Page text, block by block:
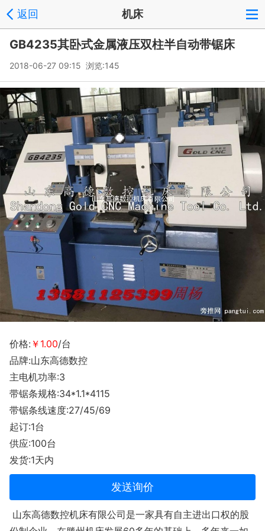
返回 机床
GB4235其卧式金属液压双柱半自动带锯床
2018-06-27 09:15 浏览:145
价格: ￥1.00/台
品牌:山东高德数控
主电机功率:3
带锯条规格:34*1.1*4115
带锯条线速度:27/45/69
起订:1台
供应:100台
发货:1天内
发送询价
山东高德数控机床有限公司是一家具有自主进出口权的股